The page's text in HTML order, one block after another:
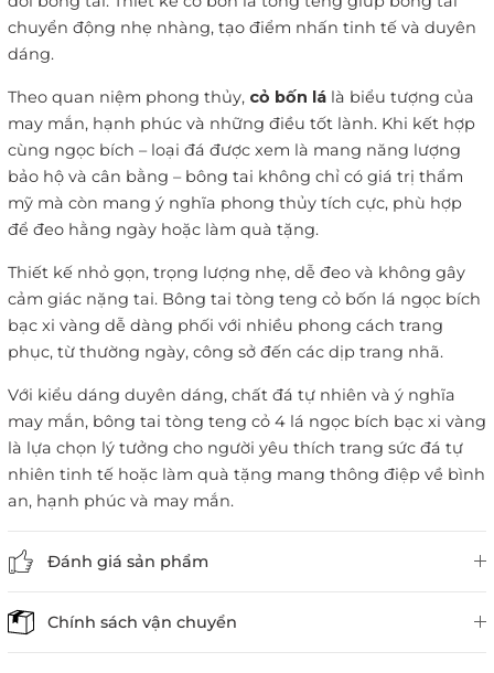
chuyển động nhẹ nhàng, tạo điểm nhấn tinh tế và duyên
dáng.
Theo quan niệm phong thủy, cỏ bốn lá là biểu tượng của
may mắn, hạnh phúc và những điều tốt lành. Khi kết hợp
cùng ngọc bích – loại đá được xem là mang năng lượng
bảo hộ và cân bằng – bông tai không chỉ có giá trị thẩm
mỹ mà còn mang ý nghĩa phong thủy tích cực, phù hợp
để đeo hằng ngày hoặc làm quà tặng.
Thiết kế nhỏ gọn, trọng lượng nhẹ, dễ đeo và không gây
cảm giác nặng tai. Bông tai tòng teng cỏ bốn lá ngọc bích
bạc xi vàng dễ dàng phối với nhiều phong cách trang
phục, từ thường ngày, công sở đến các dịp trang nhã.
Với kiểu dáng duyên dáng, chất đá tự nhiên và ý nghĩa
may mắn, bông tai tòng teng cỏ 4 lá ngọc bích bạc xi vàng
là lựa chọn lý tưởng cho người yêu thích trang sức đá tự
nhiên tinh tế hoặc làm quà tặng mang thông điệp về bình
an, hạnh phúc và may mắn.
Đánh giá sản phẩm
Chính sách vận chuyển